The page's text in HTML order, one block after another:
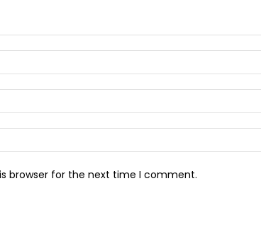
browser for the next time I comment.